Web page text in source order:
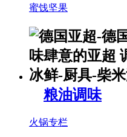
蜜饯坚果
粮油调味
火锅专栏